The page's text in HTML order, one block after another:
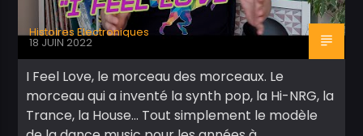
Histoires Electroniques
18 JUIN 2022
I Feel Love, le morceau des morceaux. Le
morceau qui a inventé la synth pop, la Hi-NRG, la
Trance, la House… Tout simplement le modèle